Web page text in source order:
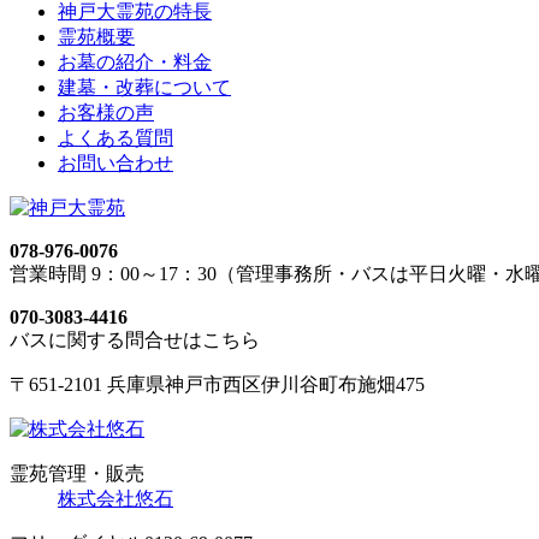
神戸大霊苑の特長
霊苑概要
お墓の紹介・料金
建墓・改葬について
お客様の声
よくある質問
お問い合わせ
078-976-0076
営業時間 9：00～17：30（管理事務所・バスは平日火曜・水
070-3083-4416
バスに関する問合せはこちら
〒651-2101 兵庫県神戸市西区伊川谷町布施畑475
霊苑管理・販売
株式会社悠石